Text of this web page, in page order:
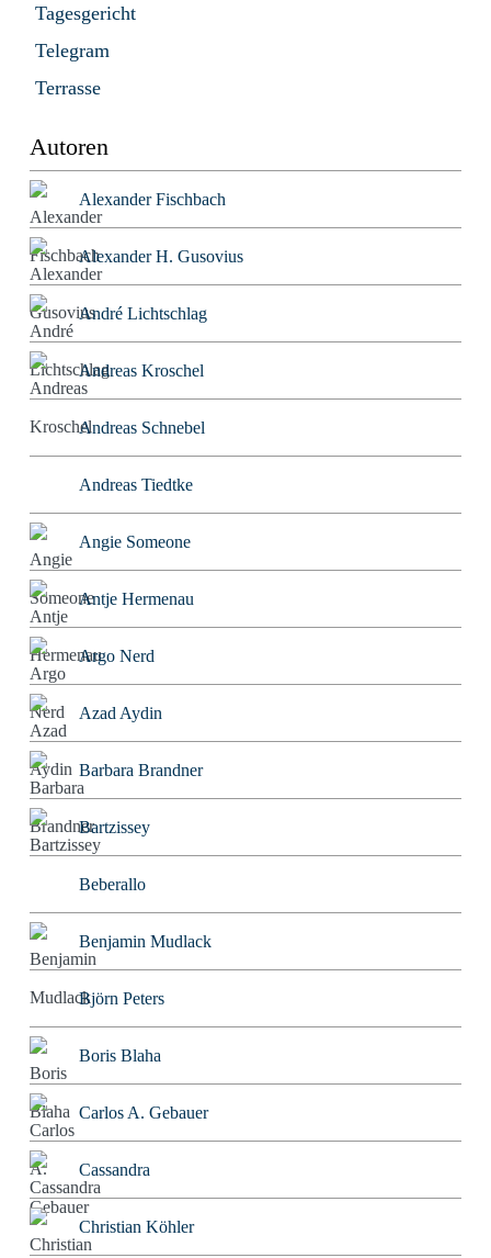
Tagesgericht
Telegram
Terrasse
Autoren
Alexander Fischbach
Alexander H. Gusovius
André Lichtschlag
Andreas Kroschel
Andreas Schnebel
Andreas Tiedtke
Angie Someone
Antje Hermenau
Argo Nerd
Azad Aydin
Barbara Brandner
Bartzissey
Beberallo
Benjamin Mudlack
Björn Peters
Boris Blaha
Carlos A. Gebauer
Cassandra
Christian Köhler